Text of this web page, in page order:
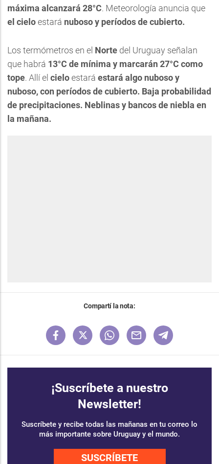
máxima alcanzará 28°C. Meteorología anuncia que
el cieloestará nuboso y períodos de cubierto.
Los termómetros en el Norte del Uruguay señalan
que habrá 13°C de mínima y marcarán 27°C como
tope. Allí el cieloestará estará algo nuboso y
nuboso, con períodos de cubierto. Baja probabilidad
de precipitaciones. Neblinas y bancos de niebla en
la mañana.
Compartí la nota:
¡Suscríbete a nuestro
Newsletter!
Suscríbete y recibe todas las mañanas en tu correo lo
más importante sobre Uruguay y el mundo.
SUSCRÍBETE